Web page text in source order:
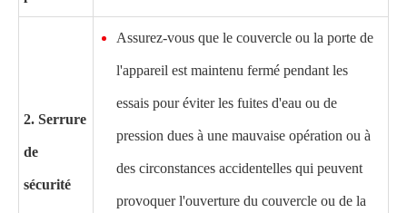
2. Serrure
de
sécurité
Assurez-vous que le couvercle ou la porte de
l'appareil est maintenu fermé pendant les
essais pour éviter les fuites d'eau ou de
pression dues à une mauvaise opération ou à
des circonstances accidentelles qui peuvent
provoquer l'ouverture du couvercle ou de la